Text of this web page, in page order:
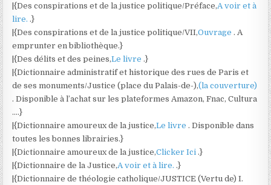
|{Des conspirations et de la justice politique/Préface,A voir et à
lire. .}
|{Des conspirations et de la justice politique/VII,Ouvrage . A
emprunter en bibliothèque.}
|{Des délits et des peines,Le livre .}
|{Dictionnaire administratif et historique des rues de Paris et
de ses monuments/Justice (place du Palais-de-),(la couverture)
. Disponible à l’achat sur les plateformes Amazon, Fnac, Cultura
….}
|{Dictionnaire amoureux de la justice,Le livre . Disponible dans
toutes les bonnes librairies.}
|{Dictionnaire amoureux de la justice,Clicker Ici .}
|{Dictionnaire de la Justice,A voir et à lire. .}
|{Dictionnaire de théologie catholique/JUSTICE (Vertu de) I.